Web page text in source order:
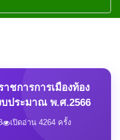
ชการการเมืองท้อง
ประมาณ พ.ศ.2566
เปิดอ่าน 4264 ครั้ง